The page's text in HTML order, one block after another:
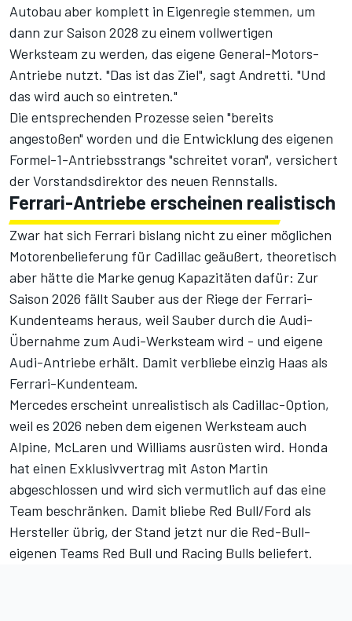
Autobau aber komplett in Eigenregie stemmen, um
dann zur Saison 2028 zu einem vollwertigen
Werksteam zu werden, das eigene General-Motors-
Antriebe nutzt. "Das ist das Ziel", sagt Andretti. "Und
das wird auch so eintreten."
Die entsprechenden Prozesse seien "bereits
angestoßen" worden und die Entwicklung des eigenen
Formel-1-Antriebsstrangs "schreitet voran", versichert
der Vorstandsdirektor des neuen Rennstalls.
Ferrari-Antriebe erscheinen realistisch
Zwar hat sich Ferrari bislang nicht zu einer möglichen
Motorenbelieferung für Cadillac geäußert, theoretisch
aber hätte die Marke genug Kapazitäten dafür: Zur
Saison 2026 fällt Sauber aus der Riege der Ferrari-
Kundenteams heraus, weil Sauber durch die Audi-
Übernahme zum Audi-Werksteam wird - und eigene
Audi-Antriebe erhält. Damit verbliebe einzig Haas als
Ferrari-Kundenteam.
Mercedes erscheint unrealistisch als Cadillac-Option,
weil es 2026 neben dem eigenen Werksteam auch
Alpine, McLaren und Williams ausrüsten wird. Honda
hat einen Exklusivvertrag mit Aston Martin
abgeschlossen und wird sich vermutlich auf das eine
Team beschränken. Damit bliebe Red Bull/Ford als
Hersteller übrig, der Stand jetzt nur die Red-Bull-
eigenen Teams Red Bull und Racing Bulls beliefert.